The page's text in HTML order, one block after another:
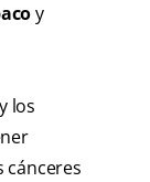
y
los
cánceres